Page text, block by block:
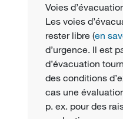
Voies
Les voies
rester libre (en
d’urgence. Il est
d’évacuation
des conditions
cas une
p. ex. pour des